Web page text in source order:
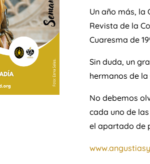
Un año más, la
Revista de la
Cuaresma de
Sin duda, un
hermanos de
No debemos
cada uno de
el apartado de